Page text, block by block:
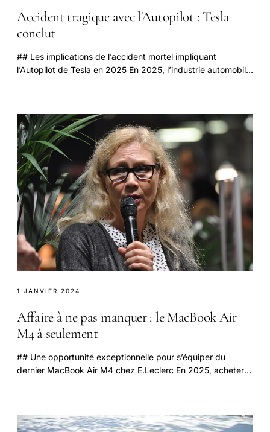
Accident tragique avec l'Autopilot : Tesla
conclut
## Les implications de l’accident mortel impliquant
l’Autopilot de Tesla en 2025 En 2025, l’industrie automobile
1 JANVIER 2024
Affaire à ne pas manquer : le MacBook Air
M4 à seulement
## Une opportunité exceptionnelle pour s’équiper du
dernier MacBook Air M4 chez E.Leclerc En 2025, acheter